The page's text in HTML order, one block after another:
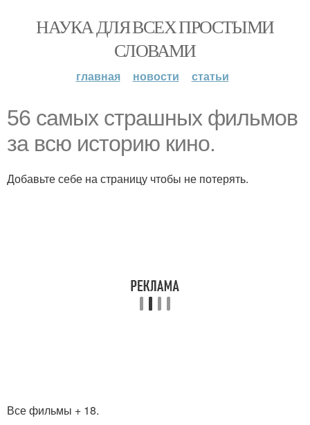
НАУКА ДЛЯ ВСЕХ ПРОСТЫМИ
СЛОВАМИ
главная новости статьи
56 самых страшных фильмов
за всю историю кино.
Добавьте себе на страницу чтобы не потерять.
Все фильмы + 18.